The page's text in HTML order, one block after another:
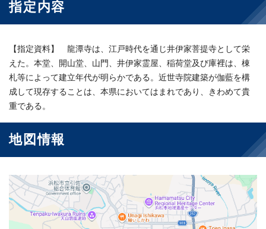
指定内容
【指定資料】 龍潭寺は、江戸時代を通じ井伊家菩提寺として栄
えた。本堂、開山堂、山門、井伊家霊屋、稲荷堂及び庫裡は、棟
札等によって建立年代が明らかである。近世寺院建築が伽藍を構
成して現存することは、本県においてはまれであり、きわめて貴
重である。
地図情報